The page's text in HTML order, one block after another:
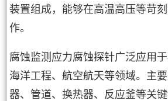
装置组成，能够在高温高压等苛
作。
腐蚀监测应力腐蚀探针广泛应用于
海洋工程、航空航天等领域。主
器、管道、换热器、反应釜等关键